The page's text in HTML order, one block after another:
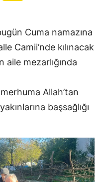
Cuma namazına
Camii’nde kılınacak
aile mezarlığında
Allah’tan
başsağlığı